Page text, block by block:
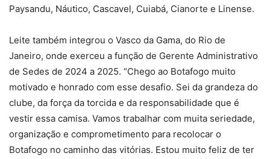
Paysandu, Náutico, Cascavel, Cuiabá, Cianorte e Linense.
Leite também integrou o Vasco da Gama, do Rio de
Janeiro, onde exerceu a função de Gerente Administrativo
de Sedes de 2024 a 2025. “Chego ao Botafogo muito
motivado e honrado com esse desafio. Sei da grandeza do
clube, da força da torcida e da responsabilidade que é
vestir essa camisa. Vamos trabalhar com muita seriedade,
organização e comprometimento para recolocar o
Botafogo no caminho das vitórias. Estou muito feliz de ter